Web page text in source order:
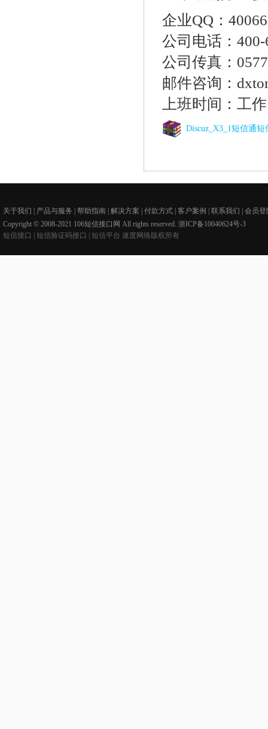
企业QQ：
公司电话：400-
公司传真：
邮件咨询：
上班时间：工
Discuz_X3_1短信通
关于我们 | 产品与服务 | 帮助指南 | 解决方案 | 付款方式 | 客户案例 | 联系我们 | 会员登
Copyright © 2008-2021 106短信接口网 All rights reserved. 浙ICP备10040624号-3
短信接口 | 短信验证码接口 | 短信平台 速度网络版权所有